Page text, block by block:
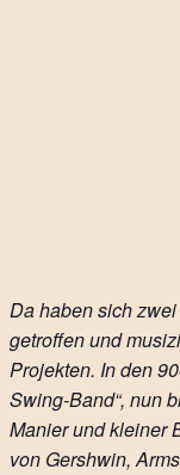
Da haben sich
getroffen und
Projekten. In den
Swing-Band“, nun
Manier und kleiner
von Gershwin,